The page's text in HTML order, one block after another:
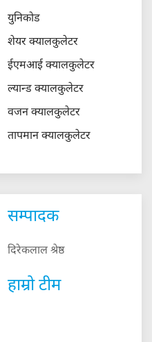
युनिकोड
शेयर क्यालकुलेटर
ईएमआई क्यालकुलेटर
ल्यान्ड क्यालकुलेटर
वजन क्यालकुलेटर
तापमान क्यालकुलेटर
सम्पादक
दिरेकलाल श्रेष्ठ
हाम्रो टीम